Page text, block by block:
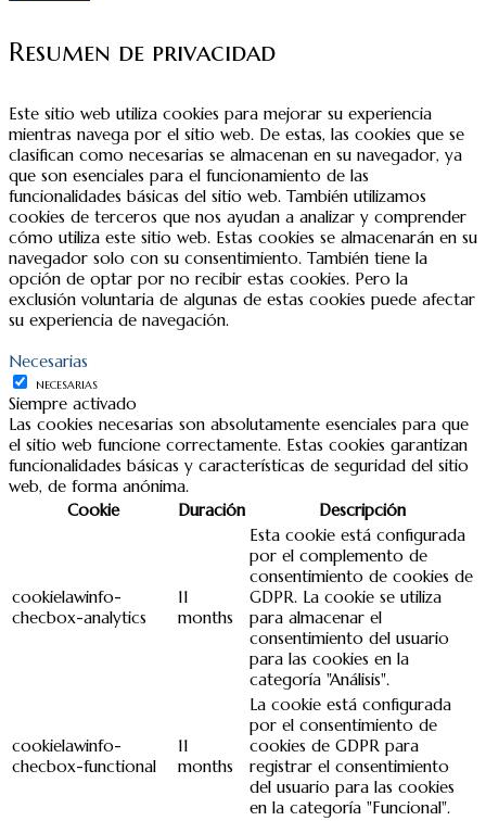
Resumen de privacidad
Este sitio web utiliza cookies para mejorar su experiencia
mientras navega por el sitio web. De estas, las cookies que se
clasifican como necesarias se almacenan en su navegador, ya
que son esenciales para el funcionamiento de las
funcionalidades básicas del sitio web. También utilizamos
cookies de terceros que nos ayudan a analizar y comprender
cómo utiliza este sitio web. Estas cookies se almacenarán en su
navegador solo con su consentimiento. También tiene la
opción de optar por no recibir estas cookies. Pero la
exclusión voluntaria de algunas de estas cookies puede afectar
su experiencia de navegación.
Necesarias
NECESARIAS
Siempre activado
Las cookies necesarias son absolutamente esenciales para que
el sitio web funcione correctamente. Estas cookies garantizan
funcionalidades básicas y características de seguridad del sitio
web, de forma anónima.
Cookie
Duración Descripción
cookielawinfo-
checbox-analytics
11
months
Esta cookie está configurada
por el complemento de
consentimiento de cookies de
GDPR. La cookie se utiliza
para almacenar el
consentimiento del usuario
para las cookies en la
categoría "Análisis".
cookielawinfo-
checbox-functional
11
months
La cookie está configurada
por el consentimiento de
cookies de GDPR para
registrar el consentimiento
del usuario para las cookies
en la categoría "Funcional".